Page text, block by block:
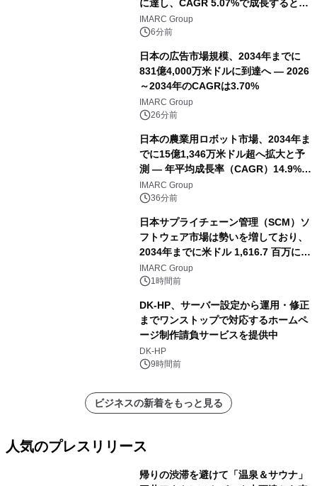
に達し、CAGR 5.07%で成長すると予
測
IMARC Group
6分前
日本の広告市場規模、2034年までに
831億4,000万米ドルに到達へ ― 2026
～2034年のCAGRは3.70%
IMARC Group
26分前
日本の農業用ロボット市場、2034年ま
でに15億1,346万米ドル超へ拡大と予
測 ― 年平均成長率（CAGR）14.9%を
記録
IMARC Group
36分前
日本サプライチェーン管理（SCM）ソ
フトウェア市場は勢いを増しており、
2034年までに米ドル 1,616.7 百万に達
し、CAGR 3.42%で成長すると予測
IMARC Group
1時間前
DK-HP、サーバー設定から運用・修正
までワンストップで対応するホームペ
ージ制作請負サービスを提供中
DK-HP
9時間前
ビジネスの新着をもっと見る
人気のプレスリリース
帰りの渋滞を避けて「温泉＆サウナ」